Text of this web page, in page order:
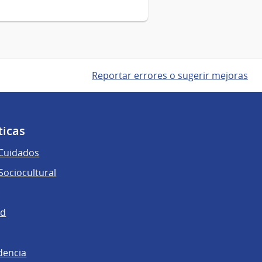
Reportar errores o sugerir mejoras